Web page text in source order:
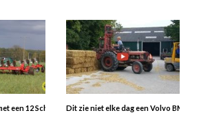
een 12 Schaar wentelploeg PW 100 Variomat van
Dit zie niet elke dag een Volvo BM 350